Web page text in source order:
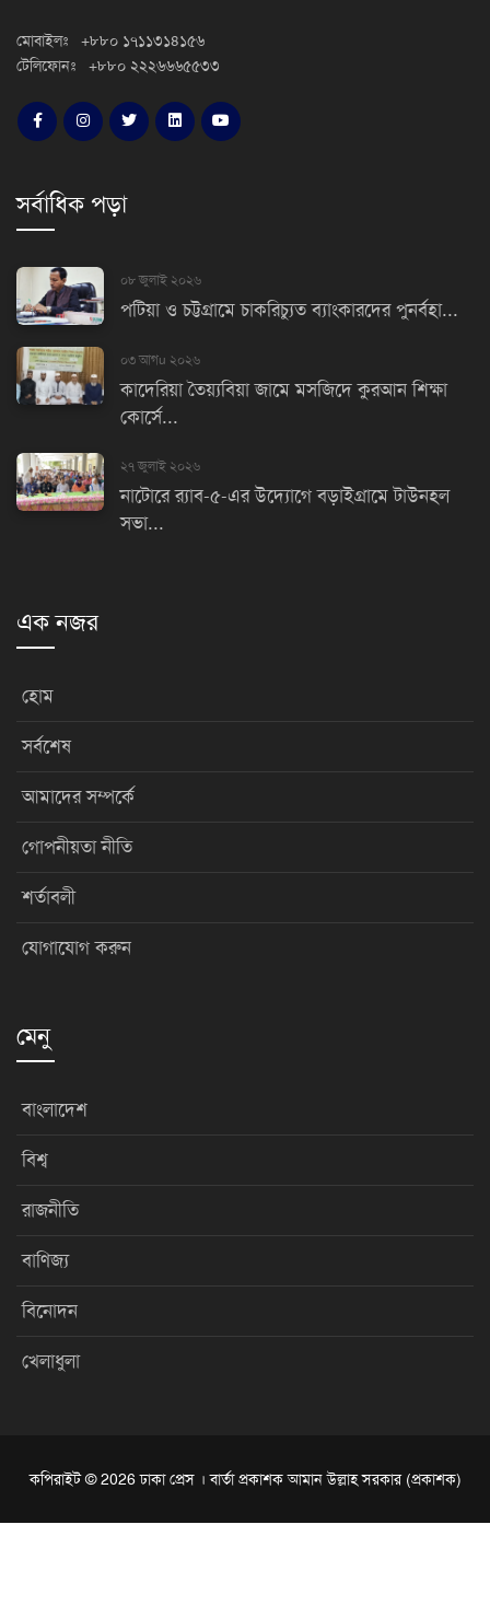
মোবাইলঃ +৮৮০ ১৭১১৩১৪১৫৬
টেলিফোনঃ +৮৮০ ২২২৬৬৬৫৫৩৩
সর্বাধিক পড়া
০৮ জুলাই ২০২৬
পটিয়া ও চট্টগ্রামে চাকরিচ্যুত ব্যাংকারদের পুনর্বহা...
০৩ আগu ২০২৬
কাদেরিয়া তৈয়্যবিয়া জামে মসজিদে কুরআন শিক্ষা
কোর্সে...
২৭ জুলাই ২০২৬
নাটোরে র‌্যাব-৫-এর উদ্যোগে বড়াইগ্রামে টাউনহল
সভা...
এক নজর
হোম
সর্বশেষ
আমাদের সম্পর্কে
গোপনীয়তা নীতি
শর্তাবলী
যোগাযোগ করুন
মেনু
বাংলাদেশ
বিশ্ব
রাজনীতি
বাণিজ্য
বিনোদন
খেলাধুলা
কপিরাইট © 2026 ঢাকা প্রেস । বার্তা প্রকাশক আমান উল্লাহ সরকার (প্রকাশক)